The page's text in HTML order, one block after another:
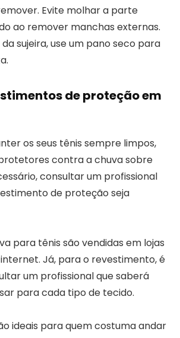
Evite molhar a parte
ao remover manchas externas.
sujeira, use um pano seco para
de proteção em
os seus tênis sempre limpos,
contra a chuva sobre
consultar um profissional
de proteção seja
para tênis são vendidas em lojas
Já, para o revestimento, é
um profissional que saberá
para cada tipo de tecido.
ideais para quem costuma andar